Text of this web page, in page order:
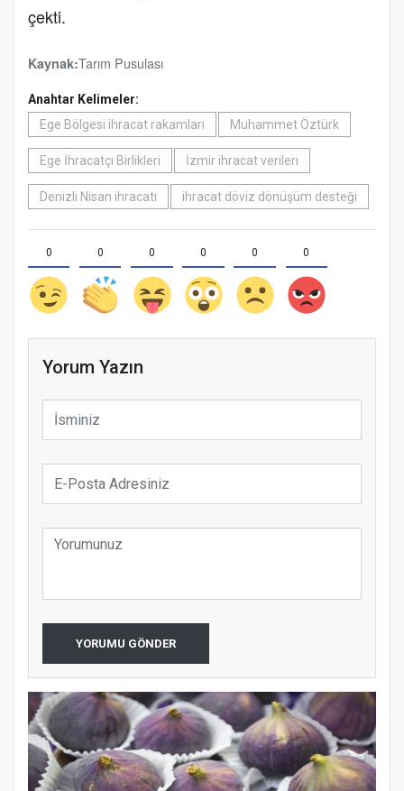
çekti.
Kaynak:Tarım Pusulası
Anahtar Kelimeler:
Ege Bölgesi ihracat rakamları
Muhammet Öztürk
Ege İhracatçı Birlikleri İzmir ihracat verileri
Denizli Nisan ihracatı ihracat döviz dönüşüm desteği
0 0 0 0 0 0
Yorum Yazın
YORUMU GÖNDER